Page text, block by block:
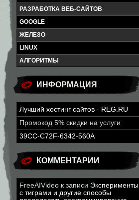
РАЗРАБОТКА ВЕБ-САЙТОВ
GOOGLE
ЖЕЛЕЗО
LINUX
АЛГОРИТМЫ
ИНФОРМАЦИЯ
Лучший хостинг сайтов - REG.RU
Промокод 5% скидки на услуги
39CC-C72F-6342-560A
КОММЕНТАРИИ
FreeAIVideo к записи Эксперименты
с тиграми и другие способы